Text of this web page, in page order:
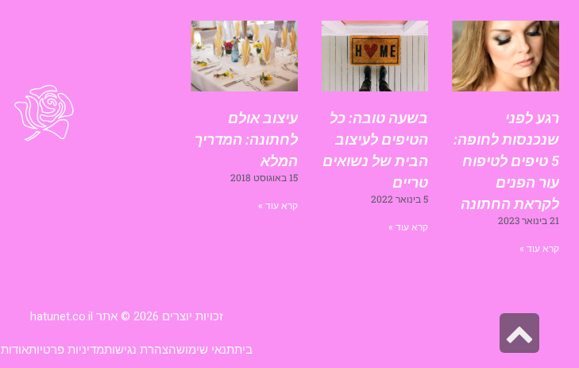
רגע לפני
שנכנסות לחופה:
5 טיפים לטיפוח
עור הפנים
לקראת החתונה
21 בינואר 2023
קרא עוד »
בשעה טובה: כל
הטיפים לעיצוב
הבית של נשואים
טריים
5 בינואר 2022
קרא עוד »
עיצוב אולם
לחתונה: המדריך
המלא
15 באוגוסט 2018
קרא עוד »
זכויות יוצרים 2026 © אתר hatunet.co.il
ביתתנאי שימושהצהרת נגישותמדיניות פרטיותאודות לראש